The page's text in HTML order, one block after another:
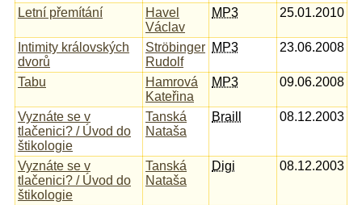
Letní přemítání
Havel
Václav
MP3 25.01.2010
Intimity královských
dvorů
Ströbinger
Rudolf
MP3 23.06.2008
Tabu
Hamrová
Kateřina
MP3 09.06.2008
Vyznáte se v
tlačenici? / Úvod do
štikologie
Tanská
Nataša
Braill 08.12.2003
Vyznáte se v
tlačenici? / Úvod do
štikologie
Tanská
Nataša
Digi 08.12.2003